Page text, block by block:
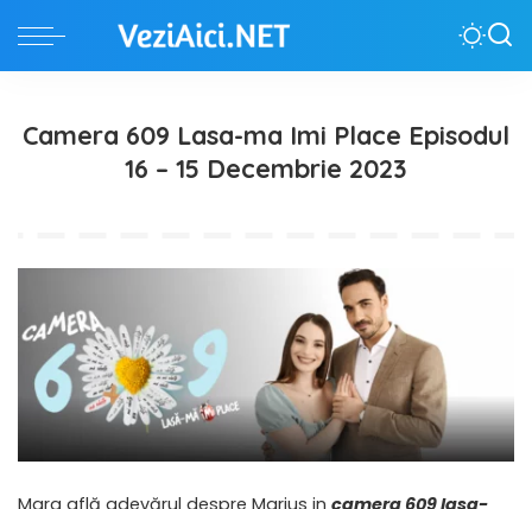
Camera 609 Lasa-ma Imi Place Episodul
16 – 15 Decembrie 2023
Mara află adevărul despre Marius in camera 609 lasa-